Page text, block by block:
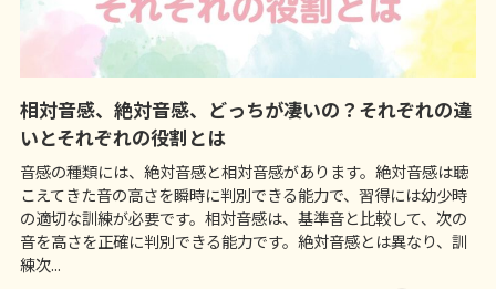
相対音感、絶対音感、どっちが凄いの？それぞれの違
いとそれぞれの役割とは
音感の種類には、絶対音感と相対音感があります。絶対音感は聴
こえてきた音の高さを瞬時に判別できる能力で、習得には幼少時
の適切な訓練が必要です。相対音感は、基準音と比較して、次の
音を高さを正確に判別できる能力です。絶対音感とは異なり、訓
練次...